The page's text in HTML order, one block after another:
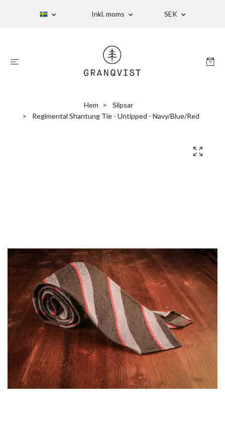
Inkl. moms SEK
Hem
Slipsar
Regimental Shantung Tie - Untipped - Navy/Blue/Red